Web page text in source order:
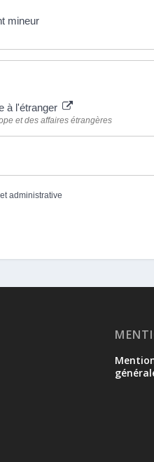
mineur
à l'étranger
et des affaires étrangères
administrative